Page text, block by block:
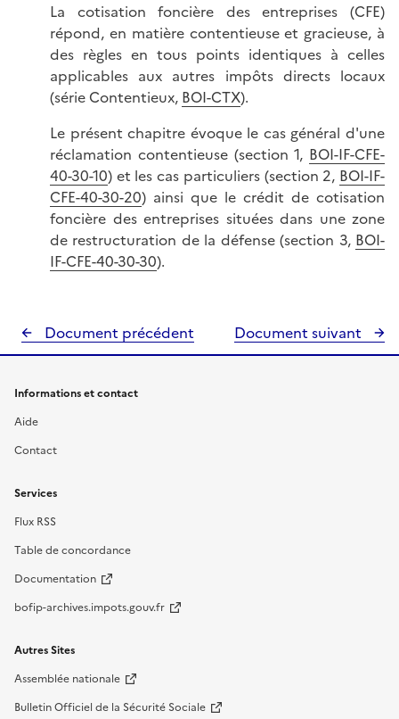
La cotisation foncière des entreprises (CFE)
répond, en matière contentieuse et gracieuse, à
des règles en tous points identiques à celles
applicables aux autres impôts directs locaux
(série Contentieux, BOI-CTX).
Le présent chapitre évoque le cas général d'une
réclamation contentieuse (section 1, BOI-IF-CFE-
40-30-10) et les cas particuliers (section 2, BOI-IF-
CFE-40-30-20) ainsi que le crédit de cotisation
foncière des entreprises situées dans une zone
de restructuration de la défense (section 3, BOI-
IF-CFE-40-30-30).
Document précédent Document suivant
Informations et contact
Aide
Contact
Services
Flux RSS
Table de concordance
Documentation
bofip-archives.impots.gouv.fr
Autres Sites
Assemblée nationale
Bulletin Officiel de la Sécurité Sociale